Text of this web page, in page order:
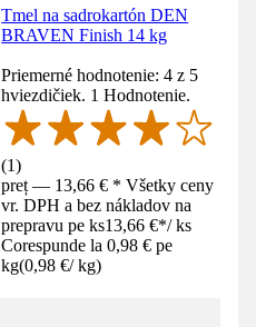
Tmel na sadrokartón DEN
BRAVEN Finish 14 kg
Priemerné hodnotenie: 4 z 5
hviezdičiek. 1 Hodnotenie.
(1)
preț — 13,66 € * Všetky ceny
vr. DPH a bez nákladov na
prepravu pe ks13,66 €*/ ks
Corespunde la 0,98 € pe
kg(0,98 €/ kg)